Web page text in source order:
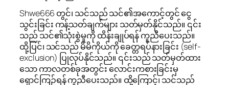
Shwe666 တွင်၊ သင်သည် သင်၏အကောင့်တွင် ငွေ
သွင်းခြင်း ကန့်သတ်ချက်များ သတ်မှတ်နိုင်သည်။ ၎င်း
သည် သင်၏သုံးစွဲမှုကို ထိန်းချုပ်ရန် ကူညီပေးသည်။
ထို့ပြင်၊ သင်သည် မိမိကိုယ်ကို ခေတ္တရပ်နားခြင်း (self-
exclusion) ပြုလုပ်နိုင်သည်။ ၎င်းသည် သတ်မှတ်ထား
သော ကာလတစ်ခုအတွင်း လောင်းကစားခြင်းမှ
ရှောင်ကြဉ်ရန် ကူညီပေးသည်။ ထို့ကြောင့်၊ သင်သည်